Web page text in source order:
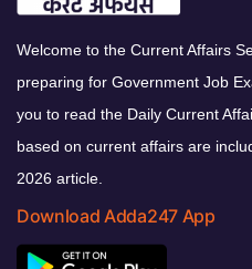
Welcome to the Current Affairs
preparing for Government Job
you to read the Daily Current
based on current affairs are
2026 article.
Download Adda247 App